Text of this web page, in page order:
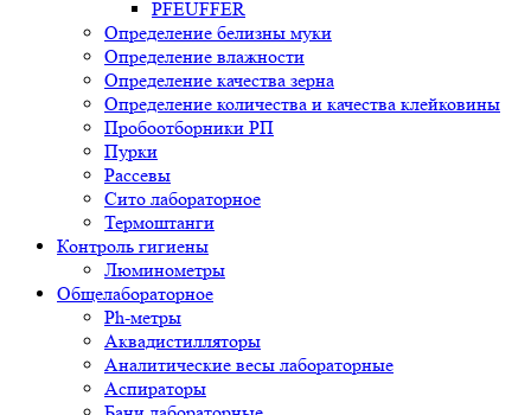
PFEUFFER
Определение белизны муки
Определение влажности
Определение качества зерна
Определение количества и качества клейковины
Пробоотборники РП
Пурки
Рассевы
Сито лабораторное
Термоштанги
Контроль гигиены
Люминометры
Общелабораторное
Ph-метры
Аквадистилляторы
Аналитические весы лабораторные
Аспираторы